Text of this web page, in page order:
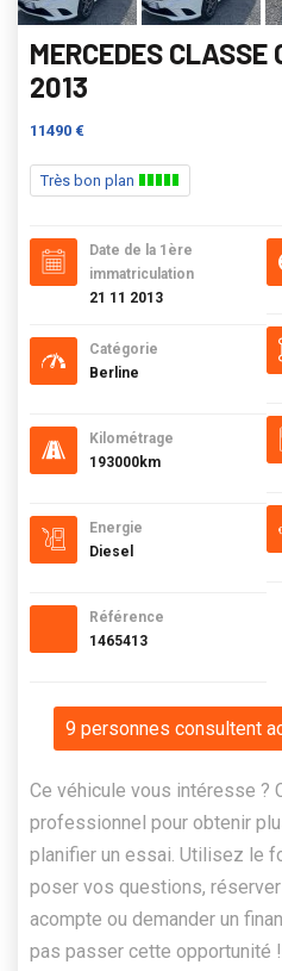
MERCEDES
2013
11490 €
Très bon plan
Date de la 1ère
immatriculation
21 11 2013
Catégorie
Berline
Kilométrage
193000km
Energie
Diesel
Référence
1465413
9 personnes consultent
Ce véhicule vous intéresse ?
professionnel pour obtenir
planifier un essai. Utilisez le
poser vos questions,
acompte ou demander un
pas passer cette opportunité